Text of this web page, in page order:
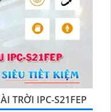
TRỜI IPC-S21FEP